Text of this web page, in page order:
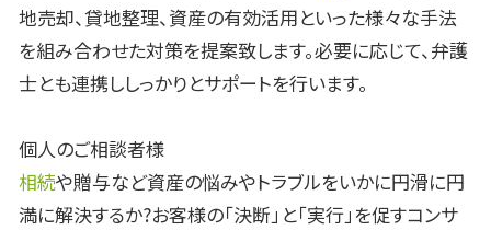
地売却、貸地整理、資産の有効活用といった様々な手法
を組み合わせた対策を提案致します。必要に応じて、弁護
士とも連携ししっかりとサポートを行います。
個人のご相談者様
相続や贈与など資産の悩みやトラブルをいかに円滑に円
満に解決するか?お客様の「決断」と「実行」を促すコンサ